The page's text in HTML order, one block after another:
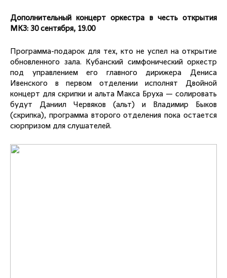
Дополнительный концерт оркестра в честь открытия
МКЗ: 30 сентября, 19.00
Программа-подарок для тех, кто не успел на открытие
обновленного зала. Кубанский симфонический оркестр
под управлением его главного дирижера Дениса
Ивенского в первом отделении исполнят Двойной
концерт для скрипки и альта Макса Бруха — солировать
будут Даниил Червяков (альт) и Владимир Быков
(скрипка), программа второго отделения пока остается
сюрпризом для слушателей.